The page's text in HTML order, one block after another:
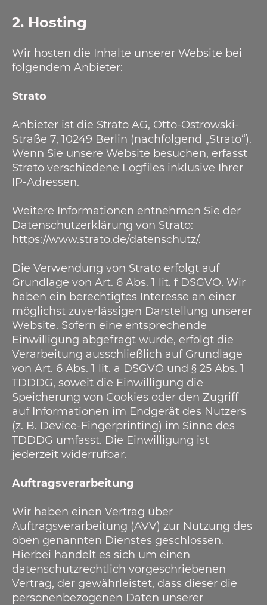
2. Hosting
Wir hosten die Inhalte unserer Website bei
folgendem Anbieter:
Strato
Anbieter ist die Strato AG, Otto-Ostrowski-
Straße 7, 10249 Berlin (nachfolgend „Strato“).
Wenn Sie unsere Website besuchen, erfasst
Strato verschiedene Logfiles inklusive Ihrer
IP-Adressen.
Weitere Informationen entnehmen Sie der
Datenschutzerklärung von Strato:
https://www.strato.de/datenschutz/.
Die Verwendung von Strato erfolgt auf
Grundlage von Art. 6 Abs. 1 lit. f DSGVO. Wir
haben ein berechtigtes Interesse an einer
möglichst zuverlässigen Darstellung unserer
Website. Sofern eine entsprechende
Einwilligung abgefragt wurde, erfolgt die
Verarbeitung ausschließlich auf Grundlage
von Art. 6 Abs. 1 lit. a DSGVO und § 25 Abs. 1
TDDDG, soweit die Einwilligung die
Speicherung von Cookies oder den Zugriff
auf Informationen im Endgerät des Nutzers
(z. B. Device-Fingerprinting) im Sinne des
TDDDG umfasst. Die Einwilligung ist
jederzeit widerrufbar.
Auftragsverarbeitung
Wir haben einen Vertrag über
Auftragsverarbeitung (AVV) zur Nutzung des
oben genannten Dienstes geschlossen.
Hierbei handelt es sich um einen
datenschutzrechtlich vorgeschriebenen
Vertrag, der gewährleistet, dass dieser die
personenbezogenen Daten unserer